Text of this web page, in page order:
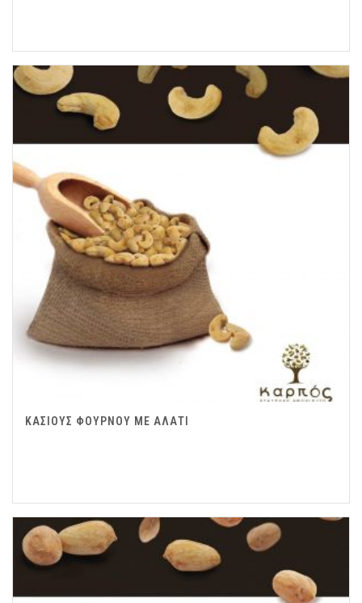
ΚΑΣΙΟΥΣ ΦΟΥΡΝΟΥ ΜΕ ΑΛΑΤΙ